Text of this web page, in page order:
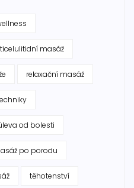
masáž
relaxační masáž
od bolesti
po porodu
těhotenství